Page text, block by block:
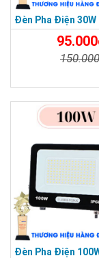
Đèn Pha Điện 30W
Đèn Pha Điện